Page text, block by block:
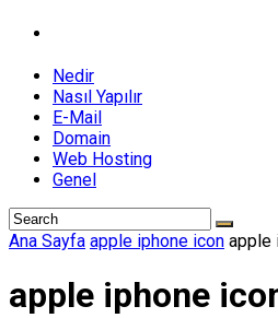
Nedir
Nasıl Yapılır
E-Mail
Domain
Web Hosting
Genel
Ana Sayfa apple iphone icon apple
apple iphone